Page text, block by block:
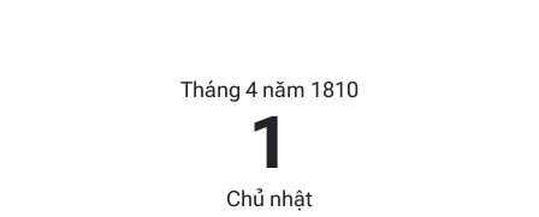
Tháng 4 năm 1810
1
Chủ nhật